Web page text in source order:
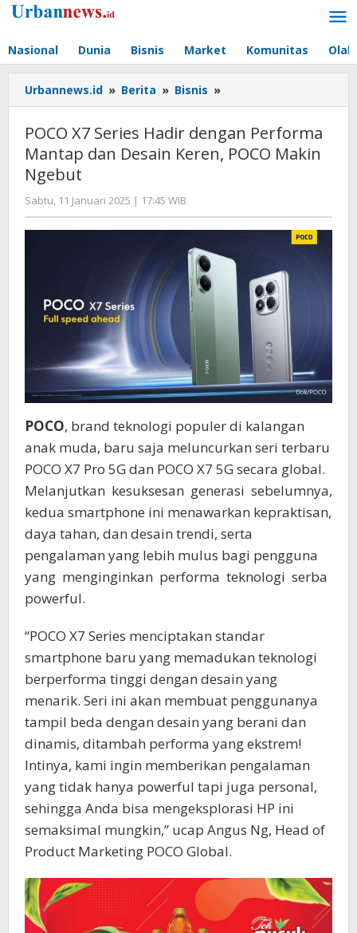
Lewati
Nasional Dunia Bisnis Market Komunitas
Urbannews.id » Berita » Bisnis »
X7
Hadir
dengan
Desain
POCO
Makin
Ngebut
POCO X7 Series Hadir dengan Performa
Mantap dan Desain Keren, POCO Makin
Ngebut
Sabtu, 11 Januari 2025 | 17:45 WIB
Hengki
Seprihadi
POCO, brand teknologi populer di kalangan
anak muda, baru saja meluncurkan seri terbaru
POCO X7 Pro 5G dan POCO X7 5G secara global.
Melanjutkan kesuksesan generasi sebelumnya,
kedua smartphone ini menawarkan kepraktisan,
daya tahan, dan desain trendi, serta
pengalaman yang lebih mulus bagi pengguna
yang menginginkan performa teknologi serba
powerful.
“POCO X7 Series menciptakan standar
smartphone baru yang memadukan teknologi
berperforma tinggi dengan desain yang
menarik. Seri ini akan membuat penggunanya
tampil beda dengan desain yang berani dan
dinamis, ditambah performa yang ekstrem!
Intinya, kami ingin memberikan pengalaman
yang tidak hanya powerful tapi juga personal,
sehingga Anda bisa mengeksplorasi HP ini
semaksimal mungkin,” ucap Angus Ng, Head of
Product Marketing POCO Global.